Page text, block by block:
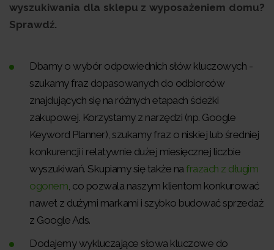
wyszukiwania dla sklepu z wyposażeniem domu?
Sprawdź.
Dbamy o wybór odpowiednich słów kluczowych -
szukamy fraz dopasowanych do odbiorców
znajdujących się na różnych etapach ścieżki
zakupowej. Korzystamy z narzędzi (np. Google
Keyword Planner), szukamy fraz o niskiej lub średniej
konkurencji i relatywnie dużej miesięcznej liczbie
wyszukiwań. Skupiamy się także na frazach z długim
ogonem , co pozwala naszym klientom konkurować
nawet z dużymi markami i szybko budować sprzedaż
z Google Ads.
Dodajemy wykluczające słowa kluczowe do